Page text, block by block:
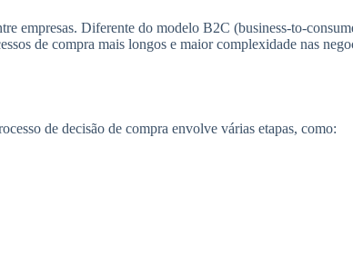
empresas. Diferente do modelo B2C (business-to-
de compra mais longos e maior complexidade nas
de decisão de compra envolve várias etapas, como: